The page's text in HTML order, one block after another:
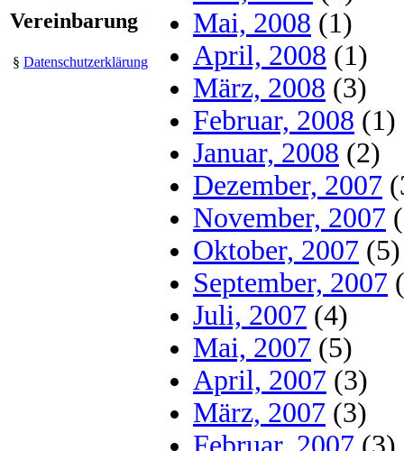
Vereinbarung
§ Datenschutzerklärung
Mai, 2008 (1)
April, 2008 (1)
März, 2008 (3)
Februar, 2008 (1)
Januar, 2008 (2)
Dezember, 2007
November, 2007
Oktober, 2007 (5)
September, 2007
Juli, 2007 (4)
Mai, 2007 (5)
April, 2007 (3)
März, 2007 (3)